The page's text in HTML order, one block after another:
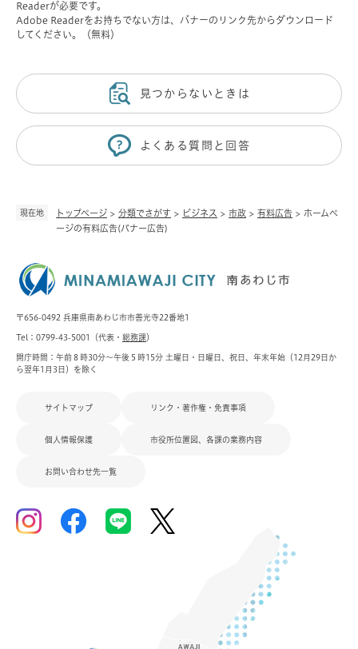
現在地 トップページ > 分類でさがす > ビジネス > 市政 > 有料広告 > ホームペ
ージの有料広告(バナー広告)
Readerが必要です。
Adobe Readerをお持ちでない方は、バナーのリンク先からダウンロード
してください。（無料）
見つからないときは
よくある質問と回答
〒656-0492 兵庫県南あわじ市市善光寺22番地1
Tel：0799-43-5001（代表・ 総務課）
開庁時間：午前８時30分～午後５時15分 土曜日・日曜日、祝日、年末年始（12月29日か
ら翌年1月3日）を除く
サイトマップ リンク・著作権・免責事項
個人情報保護 市役所位置図、各課の業務内容
お問い合わせ先一覧